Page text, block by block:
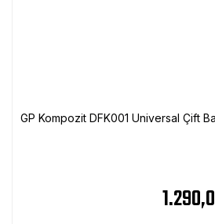
GP Kompozit DFK001 Universal Çift